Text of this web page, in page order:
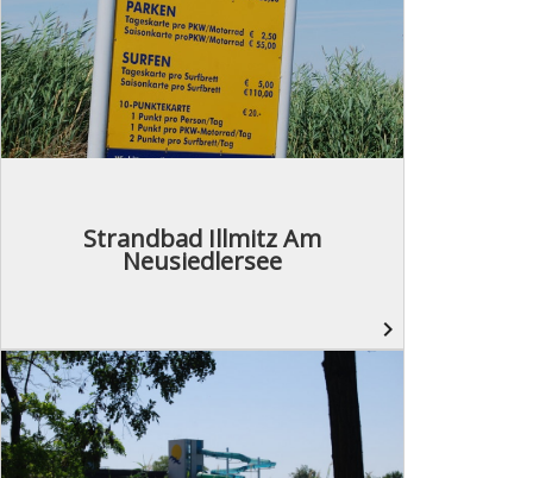
Strandbad Illmitz Am
Neusiedlersee
navigate_next